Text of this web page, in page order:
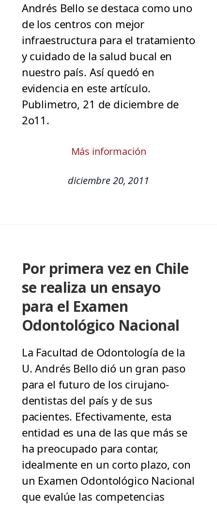
Andrés Bello se destaca como uno
de los centros con mejor
infraestructura para el tratamiento
y cuidado de la salud bucal en
nuestro país. Así quedó en
evidencia en este artículo.
Publimetro, 21 de diciembre de
2o11.
Más información
diciembre 20, 2011
Por primera vez en Chile
se realiza un ensayo
para el Examen
Odontológico Nacional
La Facultad de Odontología de la
U. Andrés Bello dió un gran paso
para el futuro de los cirujano-
dentistas del país y de sus
pacientes. Efectivamente, esta
entidad es una de las que más se
ha preocupado para contar,
idealmente en un corto plazo, con
un Examen Odontológico Nacional
que evalúe las competencias